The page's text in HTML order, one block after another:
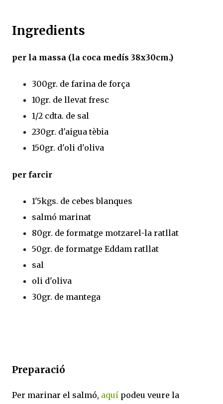
Ingredients
per la massa (la coca medís 38x30cm.)
300gr. de farina de força
10gr. de llevat fresc
1/2 cdta. de sal
230gr. d'aigua tèbia
150gr. d'oli d'oliva
per farcir
1'5kgs. de cebes blanques
salmó marinat
80gr. de formatge motzarel-la ratllat
50gr. de formatge Eddam ratllat
sal
oli d'oliva
30gr. de mantega
Preparació
Per marinar el salmó, aquí podeu veure la